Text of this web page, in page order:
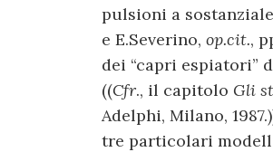
pulsioni a
e E.Severino, op.cit.,
dei “capri espiatori”
((Cfr., il capitolo Gli
Adelphi, Milano,
tre particolari